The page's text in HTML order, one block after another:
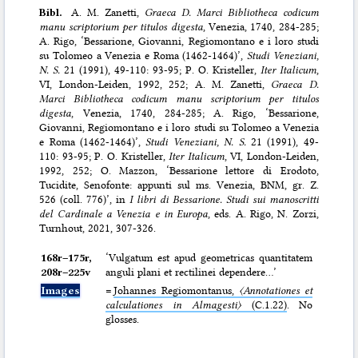
Bibl. A. M. Zanetti, Graeca D. Marci Bibliotheca codicum
manu scriptorium per titulos digesta, Venezia, 1740, 284-285;
A. Rigo, ‘Bessarione, Giovanni, Regiomontano e i loro studi
su Tolomeo a Venezia e Roma (1462-1464)’,Studi Veneziani,
N. S. 21 (1991), 49-110: 93-95; P. O. Kristeller, Iter Italicum,
VI, London-Leiden, 1992, 252; A. M. Zanetti, Graeca D.
Marci Bibliotheca codicum manu scriptorium per titulos
digesta , Venezia, 1740, 284-285; A. Rigo, ‘Bessarione,
Giovanni, Regiomontano e i loro studi su Tolomeo a Venezia
e Roma (1462-1464)’,Studi Veneziani, N. S. 21 (1991), 49-
110: 93-95; P. O. Kristeller, Iter Italicum, VI, London-Leiden,
1992, 252; O. Mazzon, ‘Bessarione lettore di Erodoto,
Tucidite, Senofonte: appunti sul ms. Venezia, BNM, gr. Z.
526 (coll. 776)’, in I libri di Bessarione. Studi sui manoscritti
del Cardinale a Venezia e in Europa , eds. A. Rigo, N. Zorzi,
Turnhout, 2021, 307-326.
168r–⁠175r,
208r–⁠225v
Images
‘Vulgatum est apud geometricas quantitatem
anguli plani et rectilinei dependere…’
=Johannes Regiomontanus, 〈Annotationes et
calculationes in Almagesti〉(C.1.22). No
glosses.